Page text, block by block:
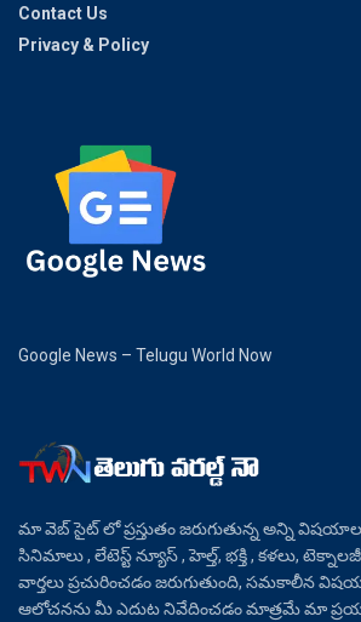
Contact Us
Privacy & Policy
Google News – Telugu World Now
మా వెబ్ సైట్ లో ప్రస్తుతం జరుగుతున్న అన్ని
సినిమాలు , లేటెస్ట్ న్యూస్ , హెల్త్, భక్తి , కళలు,
వార్తలు ప్రచురించడం జరుగుతుంది, సమకాలీన
ఆలోచనను మీ ఎదుట నివేదించడం మాత్రమే మా